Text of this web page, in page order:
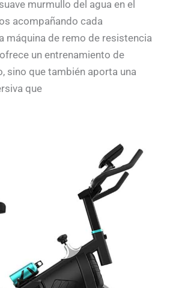
murmullo del agua en el
acompañando cada
máquina de remo de resistencia
un entrenamiento de
sino que también aporta una
que